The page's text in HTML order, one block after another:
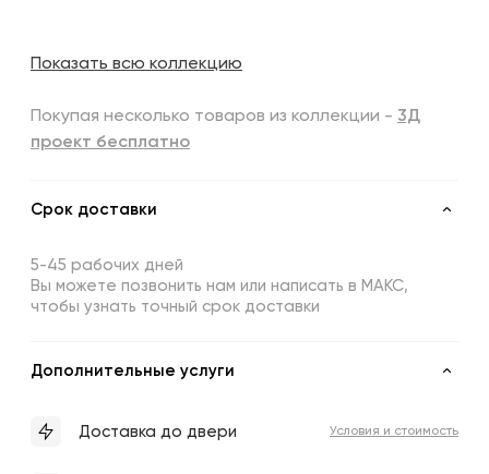
Показать всю коллекцию
Покупая несколько товаров из коллекции - 3Д
проект бесплатно
Срок доставки
5-45 рабочих дней
Вы можете позвонить нам или написать в МАКС,
чтобы узнать точный срок доставки
Дополнительные услуги
Доставка до двери Условия и стоимость